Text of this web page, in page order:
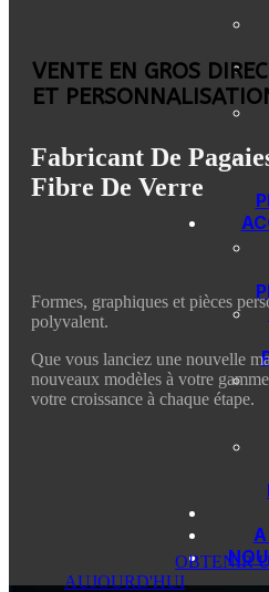
A
VENTE EN GROS
ET
Fabricant De
Fibre De Verre
Formes, graphiques et pièces
polyvalent.
Que vous lanciez une nouvelle
nouveaux modèles à votre
votre croissance à chaque étape.
OBTENIR
AUJOURD'HUI